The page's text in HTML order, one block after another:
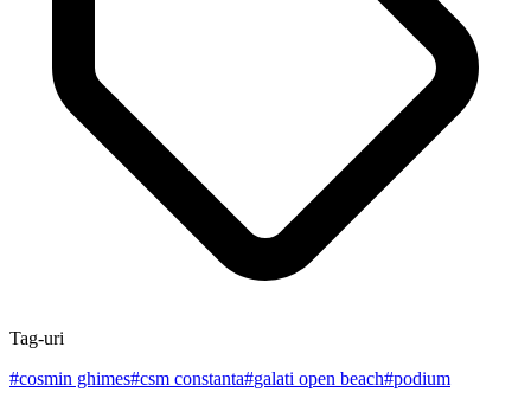
Tag-uri
#cosmin ghimes#csm constanta#galati open beach#podium